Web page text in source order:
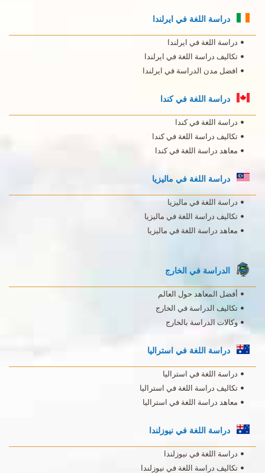
دراسة اللغة في ايرلندا
دراسة اللغة في ايرلندا
تكاليف دراسة اللغة في ايرلندا
افضل مدن الدراسة في ايرلندا
دراسة اللغة في كندا
دراسة اللغة في كندا
تكاليف دراسة اللغة في كندا
معاهد دراسة اللغة في كندا
دراسة اللغة في ماليزيا
دراسة اللغة في ماليزيا
تكاليف دراسة اللغة في ماليزيا
معاهد دراسة اللغة في ماليزيا
الدراسة في الخارج
أفضل المعاهد حول العالم
تكاليف الدراسة في الخارج
وكالات الدراسة بالخارج
دراسة اللغة في استراليا
دراسة اللغة في استراليا
تكاليف دراسة اللغة في استراليا
معاهد دراسة اللغة في استراليا
دراسة اللغة في نيوزلندا
دراسة اللغة في نيوزلندا
تكاليف دراسة اللغة في نيوزلندا